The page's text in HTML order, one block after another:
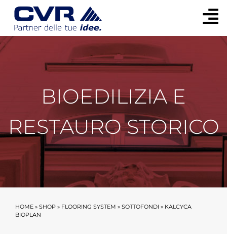
BIOEDILIZIA E
RESTAURO STORICO
HOME » SHOP » FLOORING SYSTEM » SOTTOFONDI » KALCYCA
BIOPLAN